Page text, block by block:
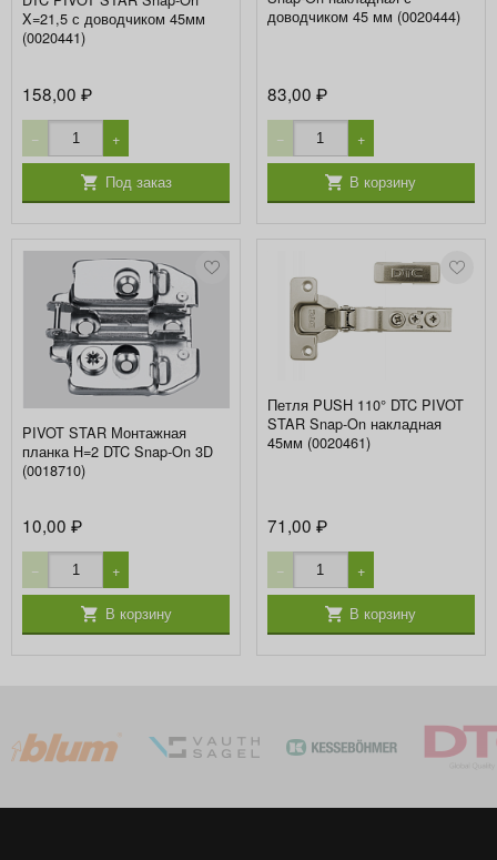
X=21,5 с доводчиком 45мм
(0020441)
158,00₽
− +
Под заказ
доводчиком 45 мм (0020444)
83,00 ₽
− +
В корзину
PIVOT STAR Монтажная
планка H=2 DTC Snap-On 3D
(0018710)
10,00₽
− +
В корзину
Петля PUSH 110° DTC PIVOT
STAR Snap-On накладная
45мм (0020461)
71,00 ₽
− +
В корзину